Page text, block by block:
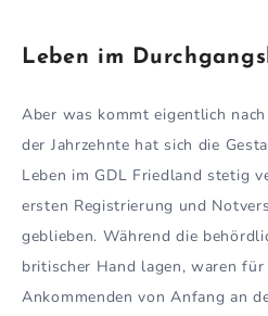
Leben im
Aber was kommt eigentlich
der Jahrzehnte hat sich die
Leben im GDL Friedland stetig
ersten Registrierung und
geblieben. Während die
britischer Hand lagen, waren
Ankommenden von Anfang an